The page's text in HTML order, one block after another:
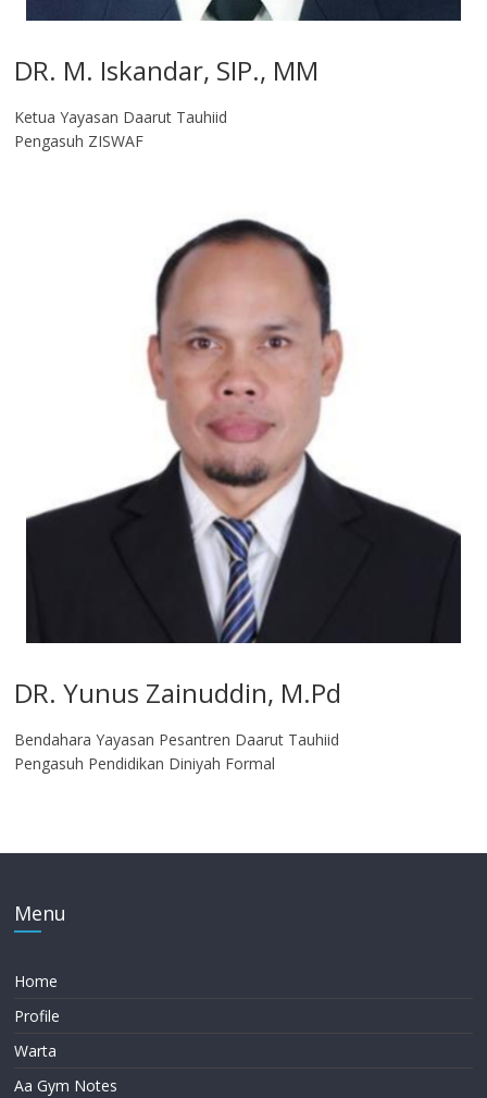
DR. M. Iskandar, SIP., MM
Ketua Yayasan Daarut Tauhiid
Pengasuh ZISWAF
DR. Yunus Zainuddin, M.Pd
Bendahara Yayasan Pesantren Daarut Tauhiid
Pengasuh Pendidikan Diniyah Formal
Menu
Home
Profile
Warta
Aa Gym Notes